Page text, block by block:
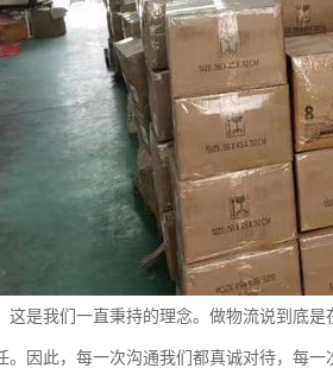
这是我们一直秉持的理念。做物流说到底
。因此，每一次沟通我们都真诚对待，每